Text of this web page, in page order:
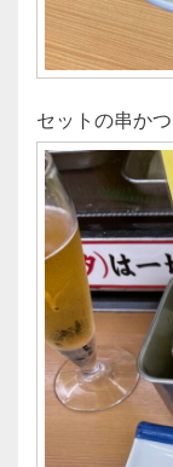
セットの串か